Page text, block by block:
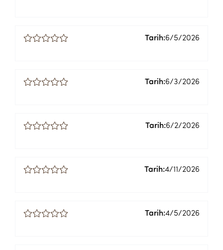
Tarih:6/5/2026
Tarih:6/3/2026
Tarih:6/2/2026
Tarih:4/11/2026
Tarih:4/5/2026